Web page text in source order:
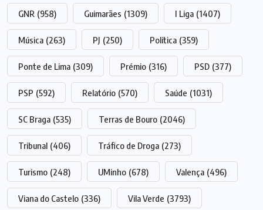
GNR (958) Guimarães (1309) I Liga (1407)
Música (263) PJ (250) Política (359)
Ponte de Lima (309) Prémio (316) PSD (377)
PSP (592) Relatório (570) Saúde (1031)
SC Braga (535) Terras de Bouro (2046)
Tribunal (406) Tráfico de Droga (273)
Turismo (248) UMinho (678) Valença (496)
Viana do Castelo (336) Vila Verde (3793)